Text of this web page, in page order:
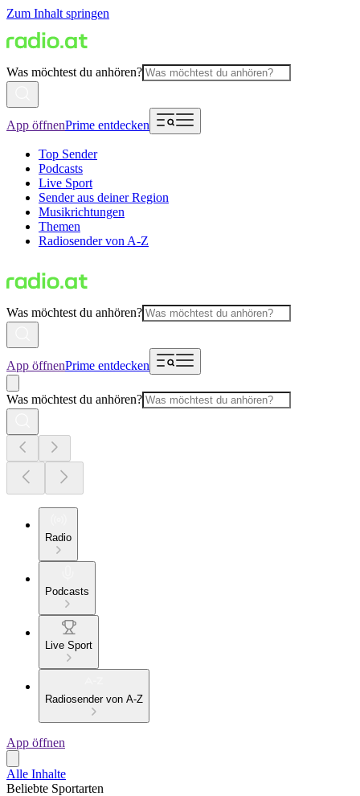
Zum Inhalt springen
Was möchtest du anhören?
App öffnenPrime entdecken
Top Sender
Podcasts
Live Sport
Sender aus deiner Region
Musikrichtungen
Themen
Radiosender von A-Z
Was möchtest du anhören?
App öffnenPrime entdecken
Was möchtest du anhören?
Radio
Podcasts
Live Sport
Radiosender von A-Z
App öffnen
Alle Inhalte
Beliebte Sportarten